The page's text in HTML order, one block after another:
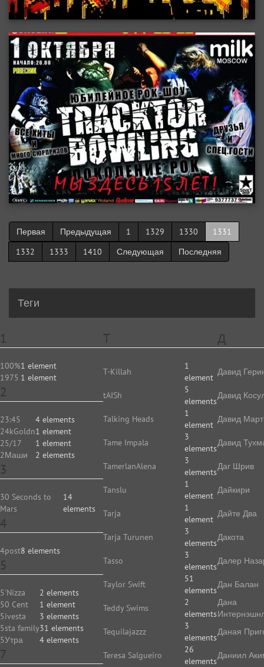
Первая Предыдущая 1 1329 1330
1331
1332
1333 1410 Следующая Последняя
Теги
1
100%1 element
1975 1 element
2
23:45
4 elements
24kGoldn1 element
25/17
1 element
2Маши
2 elements
3
30 Seconds to
Mars
14
elements
4
4post8 elements
5
5'Nizza
2 elements
50 Cent
1 element
5ivesta
3 elements
5sta family31 elements
5Утра
4 elements
7
T
T-Killah
1
element
tAISh
5
elements
Talking Heads
1
element
Tame Impala
3
elements
TamerlanAlena
3
elements
Tanslu
1
element
Tarja
1
element
Tarja Turunen
3
elements
Tasso
3
elements
Taylor Swift
51
elements
Teddy Swims
2
elements
Tequilajazzz
3
elements
Teresa Salgueiro
26
elements
Д
Давид
Давид
Давид
Давид
Даг Шрив
Дайкири
Дайте Два
Дакота
Далер
Дан Балан
Дана
Даная
Даниил